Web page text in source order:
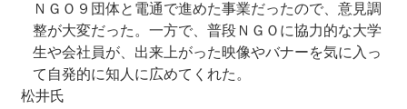
ＮＧＯ９団体と電通で進めた事業だったので、意見調
整が大変だった。一方で、普段ＮＧＯに協力的な大学
生や会社員が、出来上がった映像やバナーを気に入っ
て自発的に知人に広めてくれた。
松井氏